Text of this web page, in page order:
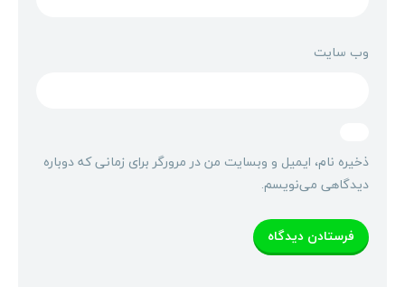
وب‌ سایت
ذخیره نام، ایمیل و وبسایت من در مرورگر برای زمانی که دوباره
دیدگاهی می‌نویسم.